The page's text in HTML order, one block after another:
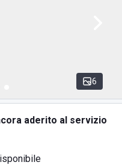
6
aderito al servizio